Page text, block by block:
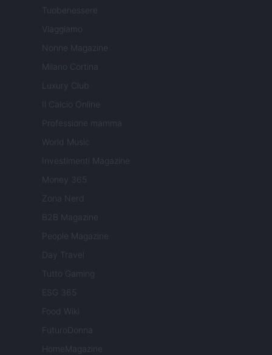
Tuobenessere
Viaggiamo
Nonne Magazine
Milano Cortina
Luxury Club
Il Calcio Online
Professione mamma
World Music
Investimenti Magazine
Money 365
Zona Nerd
B2B Magazine
People Magazine
Day Travel
Tutto Gaming
ESG 365
Food Wiki
FuturoDonna
HomeMagazine